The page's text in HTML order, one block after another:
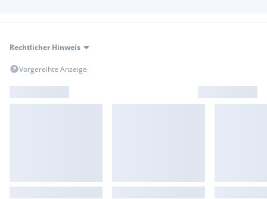
Einstiegsleisten vorne und hinten
Kühlergrill mit verchromten Lamellenfronten
den hinteren Türen
Türgriffe beleuchtet
Ablagefach (mit Deckel) unter dem Beifahrersitz
Rechtlicher Hinweis
Vorgereihte Anzeige